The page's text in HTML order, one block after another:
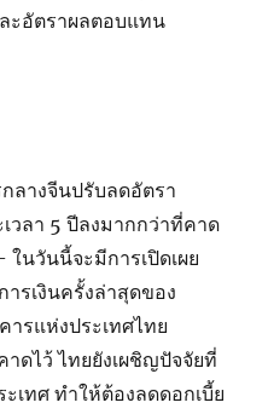
ะอัตราผลตอบแทน
ลางจีนปรับลดอัตรา
วลา 5 ปีลงมากกว่าที่คาด
นวันนี้จะมีการเปิดเผย
รเงินครั้งล่าสุดของ
รแห่งประเทศไทย
ดไว้ ไทยยังเผชิญปัจจัยที่
เทศ ทำให้ต้องลดดอกเบี้ย